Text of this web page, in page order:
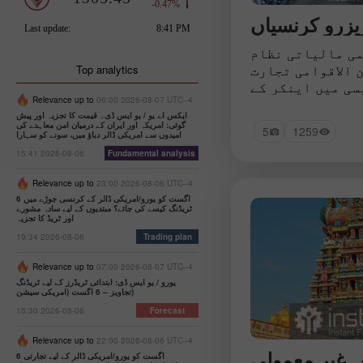
میں ڈیوائس کی
زندگی کو آسان
بناتی ہے۔
مالیاتی نظام
الاقوامی تجارت
میں اینکر کے
سرحد پار
کے ذخائر کے
کی پشت پناہی
تر آزادانہ طور
والے اور وسیع
ہیں۔ آئیے
پر ایک نظر
ڈالتے ہیں۔
1259
5
Top analytics
Relevance up to 06:00 2026-08-07 UTC--4
ایکس اے یو / یو ایس ڈی۔ قیمت کا تجزیہ اور پیش
گوئی: امریکہ اور ایران کے درمیان امن معاہدے کی
امیدوں سے امریکی ڈالر دباؤ میں، سونے کو سہارا
15:41 2026-08-06
Fundamental analysis
Relevance up to 23:00 2026-08-06 UTC--4
6 اگست کو یورو/امریکی ڈالر کے کرنسی جوڑے میں
ٹریڈنگ کیسے کی جائے؟ مبتدیوں کے لیے سادہ مشورے
اور ٹریڈ کا تجزیہ
19:34 2026-08-06
Trading plan
Relevance up to 07:00 2026-08-07 UTC--4
یورو / یو ایس ڈی: ابتدائی ٹریڈرز کے لیے ٹریڈنگ
تجاویز – 6 اگست (امریکی سیشن)
15:30 2026-08-06
Forecast
Relevance up to 22:00 2026-08-06 UTC--4
6 اگست کو یورو/امریکی ڈالر کے لیے تجارتی